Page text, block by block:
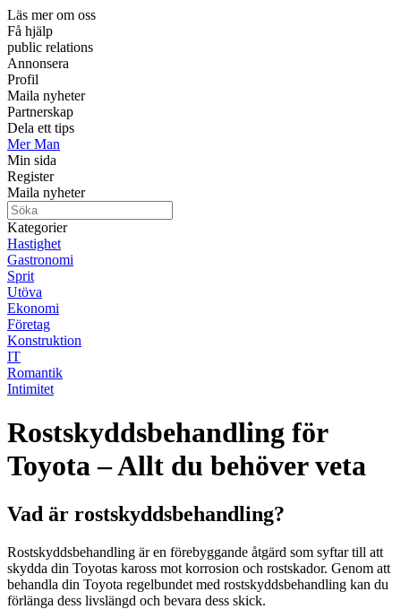
Läs mer om oss
Få hjälp
public relations
Annonsera
Profil
Maila nyheter
Partnerskap
Dela ett tips
Mer Man
Min sida
Register
Maila nyheter
Kategorier
Hastighet
Gastronomi
Sprit
Utöva
Ekonomi
Företag
Konstruktion
IT
Romantik
Intimitet
Rostskyddsbehandling för
Toyota – Allt du behöver veta
Vad är rostskyddsbehandling?
Rostskyddsbehandling är en förebyggande åtgärd som syftar till att
skydda din Toyotas kaross mot korrosion och rostskador. Genom att
behandla din Toyota regelbundet med rostskyddsbehandling kan du
förlänga dess livslängd och bevara dess skick.